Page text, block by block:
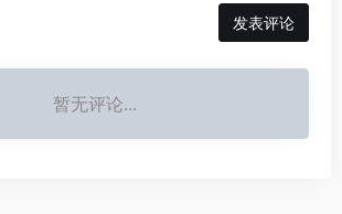
发表评论
暂无评论...